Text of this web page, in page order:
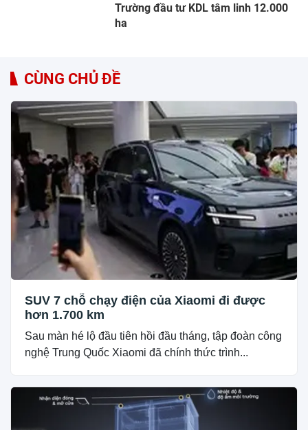
Trường đầu tư KDL tâm linh 12.000
ha
CÙNG CHỦ ĐỀ
SUV 7 chỗ chạy điện của Xiaomi đi được
hơn 1.700 km
Sau màn hé lộ đầu tiên hồi đầu tháng, tập đoàn công
nghệ Trung Quốc Xiaomi đã chính thức trình...